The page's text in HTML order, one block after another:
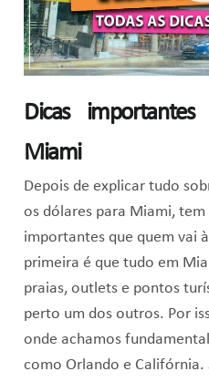
Dicas
Miami
Depois de explicar tudo
os dólares para Miami, tem
importantes que quem vai
primeira é que tudo em
praias, outlets e pontos
perto um dos outros. Por
onde achamos
como Orlando e Califórnia.